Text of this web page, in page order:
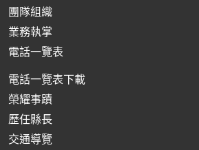
團隊組織
業務執掌
電話一覽表
電話一覽表下載
榮耀事蹟
歷任縣長
交通導覽